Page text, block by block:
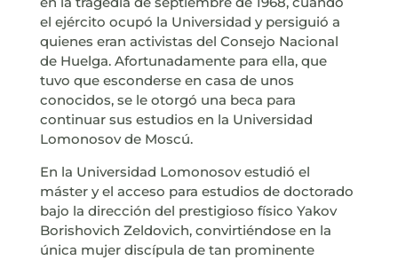
el ejército ocupó la Universidad y persiguió a
quienes eran activistas del Consejo Nacional
de Huelga. Afortunadamente para ella, que
tuvo que esconderse en casa de unos
conocidos, se le otorgó una beca para
continuar sus estudios en la Universidad
Lomonosov de Moscú.
En la Universidad Lomonosov estudió el
máster y el acceso para estudios de doctorado
bajo la dirección del prestigioso físico Yakov
Borishovich Zeldovich, convirtiéndose en la
única mujer discípula de tan prominente